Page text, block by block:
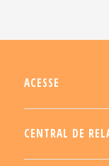
ACESSE
CENTRAL DE